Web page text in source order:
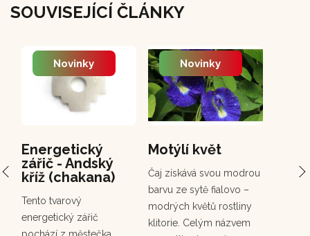
SOUVISEJÍCÍ ČLÁNKY
Energetický
zářič - Andský
kříž (chakana)
Novinky
Tento tvarový
energetický zářič
Motýlí květ
Novinky
Čaj získává svou modrou
barvu ze sytě fialovo –
modrých květů rostliny
klitorie. Celým názvem